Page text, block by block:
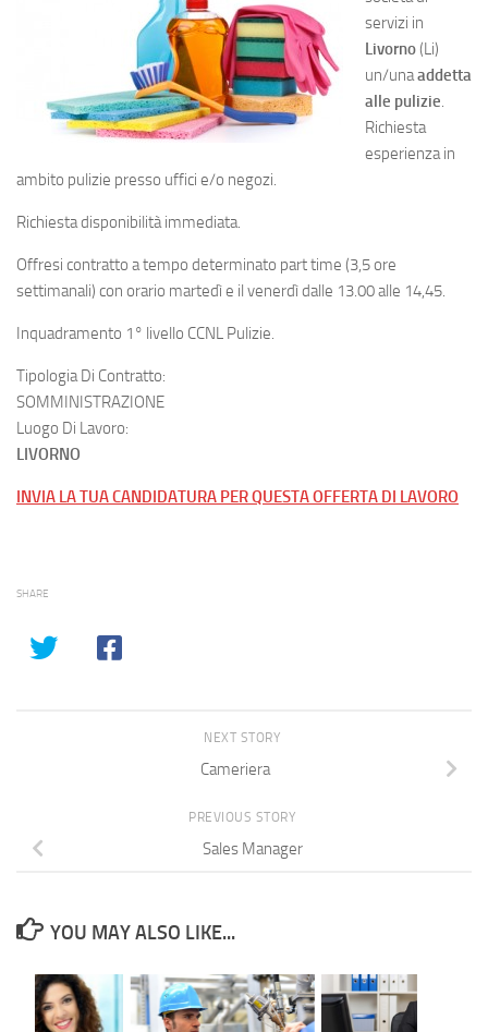
servizi in
Livorno(Li)
un/unaaddetta
alle pulizie.
Richiesta
esperienza in
ambito pulizie presso uffici e/o negozi.
Richiesta disponibilità immediata.
Offresi contratto a tempo determinato part time (3,5 ore
settimanali) con orario martedì e il venerdì dalle 13.00 alle 14,45.
Inquadramento 1° livello CCNL Pulizie.
Tipologia Di Contratto:
SOMMINISTRAZIONE
Luogo Di Lavoro:
LIVORNO
INVIA LA TUA CANDIDATURA PER QUESTA OFFERTA DI LAVORO
SHARE
NEXT STORY
Cameriera
PREVIOUS STORY
Sales Manager
YOU MAY ALSO LIKE...